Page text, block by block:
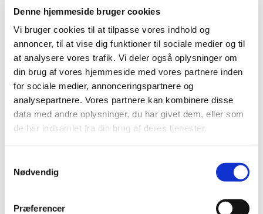
Denne hjemmeside bruger cookies
Vi bruger cookies til at tilpasse vores indhold og
annoncer, til at vise dig funktioner til sociale medier og til
at analysere vores trafik. Vi deler også oplysninger om
din brug af vores hjemmeside med vores partnere inden
for sociale medier, annonceringspartnere og
analysepartnere. Vores partnere kan kombinere disse
data med andre oplysninger, du har givet dem, eller som
de har indsamlet fra din brug af deres tjenester.
Nødvendig
Præferencer
november (4)
oktober (4)
september (2)
august (2)
juli (3)
maj (7)
april (2)
januar (1)
2019 (41)